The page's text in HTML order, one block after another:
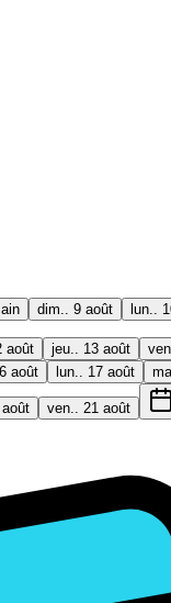
dim.. 9 août lun..
août jeu.. 13 août
août lun.. 17 août
ven.. 21 août